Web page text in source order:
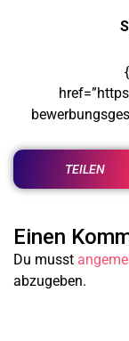
TEILEN
Einen
Du musst
abzugeben.